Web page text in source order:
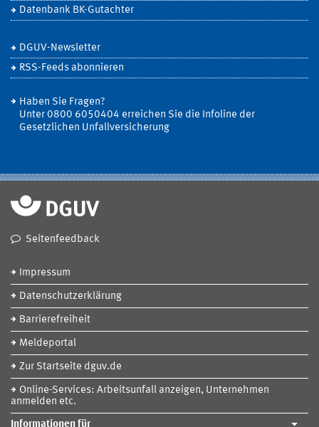
Datenbank BK-Gutachter
DGUV-Newsletter
RSS-Feeds abonnieren
Haben Sie Fragen?
Unter 0800 6050404 erreichen Sie die Infoline der
Gesetzlichen Unfallversicherung
Seitenfeedback
Impressum
Datenschutzerklärung
Barrierefreiheit
Meldeportal
Zur Startseite dguv.de
Online-Services: Arbeitsunfall anzeigen, Unternehmen
anmelden etc.
Informationen für